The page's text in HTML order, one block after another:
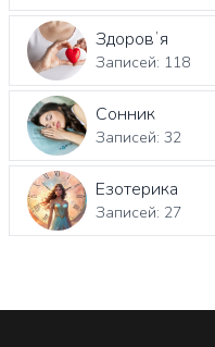
Здоровʼя
Записей: 118
Сонник
Записей: 32
Езотерика
Записей: 27